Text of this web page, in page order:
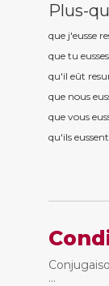
Plus-
que j'eusse
que tu
qu'il eût
que nous
que vous
qu'ils
...